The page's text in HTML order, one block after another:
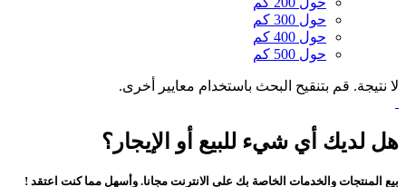
حول 300 كم
حول 400 كم
حول 500 كم
لا نتيجة. قم بتنقيح البحث باستخدام معايير أخرى.
هل لديك أي شيء للبيع أو الإيجار؟
بيع المنتجات والخدمات الخاصة بك على الانترنت مجانا. وأسهل مما كنت اعتقد !